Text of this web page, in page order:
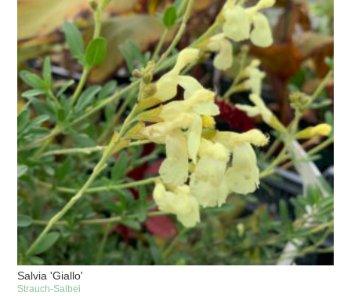
Salvia 'Giallo'
Strauch-Salbei